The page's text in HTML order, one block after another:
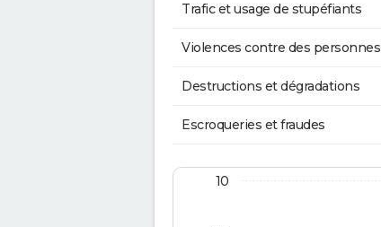
Trafic et usage de stupéfiants
Violences contre des personnes
Destructions et dégradations
Escroqueries et fraudes
10